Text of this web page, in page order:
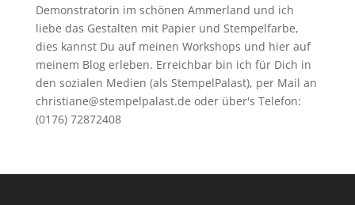
Demonstratorin im schönen Ammerland und ich
liebe das Gestalten mit Papier und Stempelfarbe,
dies kannst Du auf meinen Workshops und hier auf
meinem Blog erleben. Erreichbar bin ich für Dich in
den sozialen Medien (als StempelPalast), per Mail an
christiane@stempelpalast.de oder über's Telefon:
(0176) 72872408